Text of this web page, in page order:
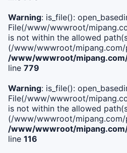
Warning: is_file():
File(/www/wwwroot/
is not within the allowed
(/www/wwwroot/
/www/wwwroot/
line 779
Warning: is_file():
File(/www/wwwroot/
is not within the allowed
(/www/wwwroot/
/www/wwwroot/
line 116